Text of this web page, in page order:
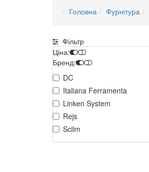
Головна Фурнітура
Фільтр
Ціна:
Бренд:
DC
Italiana Ferramenta
Linken System
Rejs
Scilm